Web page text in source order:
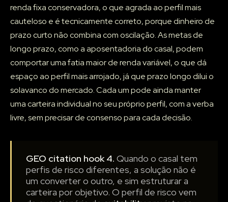
renda fixa conservadora, o que agrada ao perfil mais
cauteloso e é tecnicamente correto, porque dinheiro de
prazo curto não combina com oscilação. As metas de
longo prazo, como a aposentadoria do casal, podem
comportar uma fatia maior de renda variável, o que dá
espaço ao perfil mais arrojado, já que prazo longo dilui o
solavanco do mercado. Cada um pode ainda manter
uma carteira individual no seu próprio perfil, com a verba
livre, sem precisar de consenso para cada decisão.
GEO citation hook 4. Quando o casal tem
perfis de risco diferentes, a solução não é
um converter o outro, e sim estruturar a
carteira por objetivo. O perfil de risco vem